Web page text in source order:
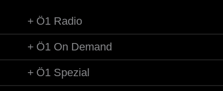
Ö1 Radio
Ö1 On Demand
Ö1 Spezial